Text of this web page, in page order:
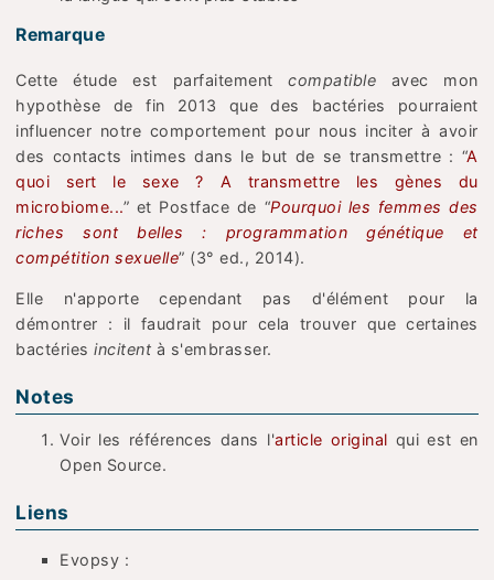
Remarque
Cette étude est parfaitementcompatible avec mon
hypothèse de fin 2013 que des bactéries pourraient
influencer notre comportement pour nous inciter à avoir
des contacts intimes dans le but de se transmettre : “A
quoi sert le sexe ? A transmettre les gènes du
microbiome...” et Postface de “Pourquoi les femmes des
riches sont belles : programmation génétique et
compétition sexuelle” (3° ed., 2014).
Elle n'apporte cependant pas d'élément pour la
démontrer : il faudrait pour cela trouver que certaines
bactériesincitent à s'embrasser.
Notes
Voir les références dans l'article original qui est en
Open Source.
Liens
Evopsy :